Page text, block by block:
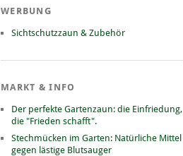
WERBUNG
Sichtschutzzaun & Zubehör
MARKT & INFO
Der perfekte Gartenzaun: die Einfriedung,
die "Frieden schafft".
Stechmücken im Garten: Natürliche Mittel
gegen lästige Blutsauger